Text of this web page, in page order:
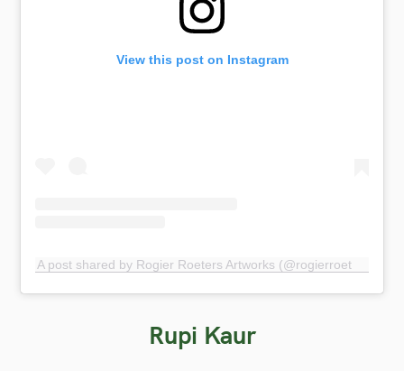
View this post on Instagram
Rupi Kaur